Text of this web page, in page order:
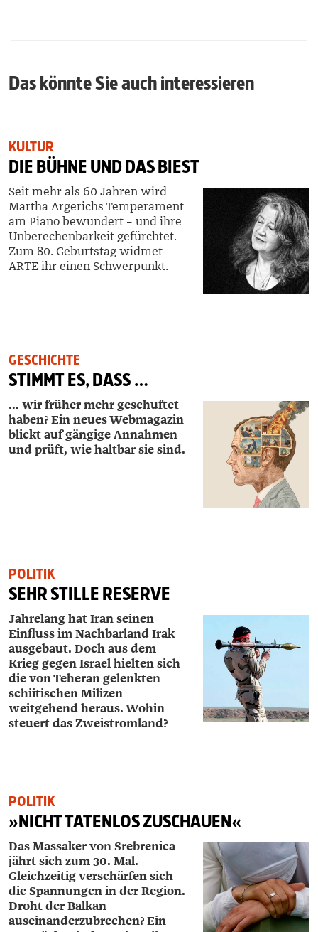
Das könnte Sie auch interessieren
KULTUR
DIE BÜHNE UND DAS BIEST
Seit mehr als 60 Jahren wird
Martha Argerichs Temperament
am Piano bewundert – und ihre
Unberechenbarkeit gefürchtet.
Zum 80. Geburtstag widmet
ARTE ihr einen Schwerpunkt.
GESCHICHTE
STIMMT ES, DASS …
… wir früher mehr geschuftet
haben? Ein neues Webmagazin
blickt auf gängige Annahmen
und prüft, wie haltbar sie sind.
POLITIK
SEHR STILLE RESERVE
Jahrelang hat Iran seinen
Einfluss im Nachbarland Irak
ausgebaut. Doch aus dem
Krieg gegen Israel hielten sich
die von Teheran gelenkten
schiitischen Milizen
weitgehend heraus. Wohin
steuert das Zweistromland?
POLITIK
»NICHT TATENLOS ZUSCHAUEN«
Das Massaker von Srebrenica
jährt sich zum 30. Mal.
Gleichzeitig verschärfen sich
die Spannungen in der Region.
Droht der Balkan
auseinanderzubrechen? Ein